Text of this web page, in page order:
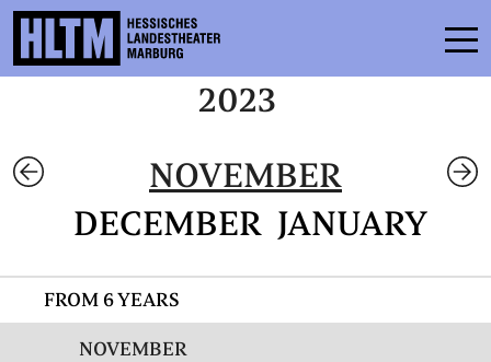
ENSEMBLE
PARTICIPATE
TICKETS
SERVICE
2023
NOVEMBER
DECEMBER JANUARY
FROM 6 YEARS
NOVEMBER